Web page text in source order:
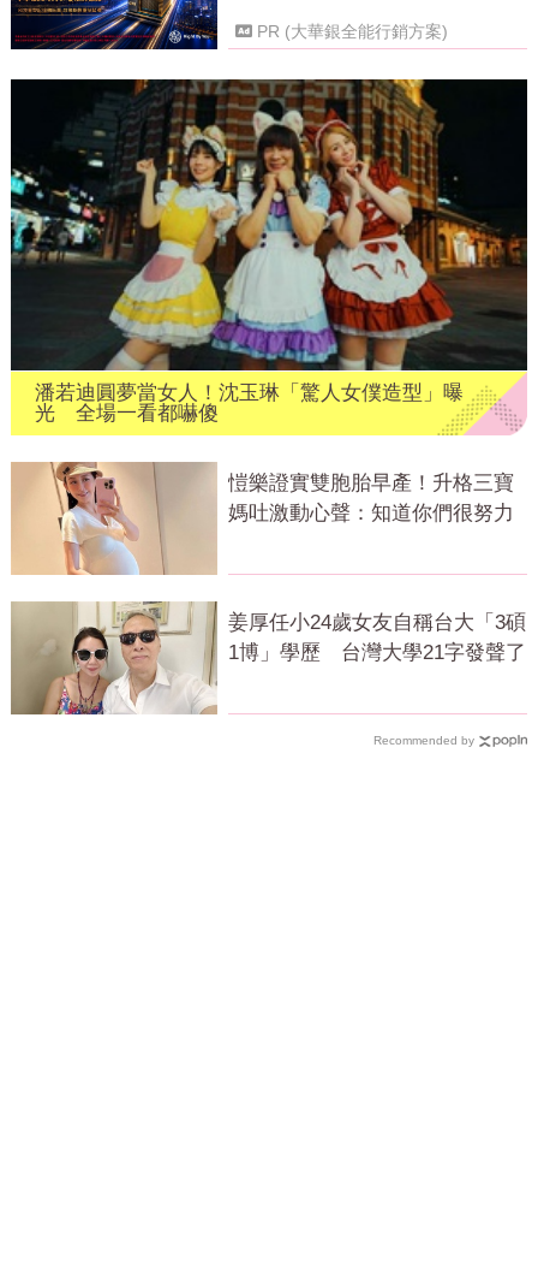
PR (大華銀全能行銷方案)
潘若迪圓夢當女人！沈玉琳「驚人女僕造型」曝
光 全場一看都嚇傻
愷樂證實雙胞胎早產！升格三寶
媽吐激動心聲：知道你們很努力
姜厚任小24歲女友自稱台大「3碩
1博」學歷 台灣大學21字發聲了
Recommended by